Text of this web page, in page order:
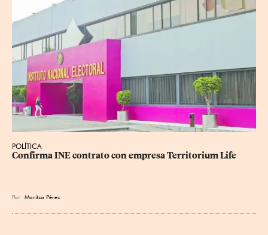
POLÍTICA
Confirma INE contrato con empresa Territorium Life
Por Maritza Pérez